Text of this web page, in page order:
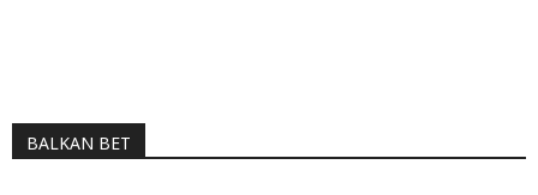
BALKAN BET